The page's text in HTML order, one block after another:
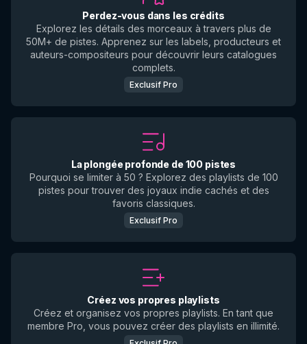
Perdez-vous dans les crédits
Explorez les détails des morceaux à travers plus de
50M+ de pistes. Apprenez sur les labels, producteurs et
auteurs-compositeurs pour découvrir leurs catalogues
complets.
Exclusif Pro
La plongée profonde de 100 pistes
Pourquoi se limiter à 50 ? Explorez des playlists de 100
pistes pour trouver des joyaux indie cachés et des
favoris classiques.
Exclusif Pro
Créez vos propres playlists
Créez et organisez vos propres playlists. En tant que
membre Pro, vous pouvez créer des playlists en illimité.